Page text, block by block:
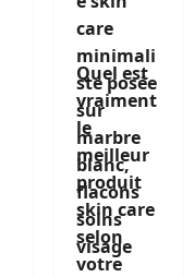
Quel est
vraiment
le
meilleur
produit
skin care
selon
votre